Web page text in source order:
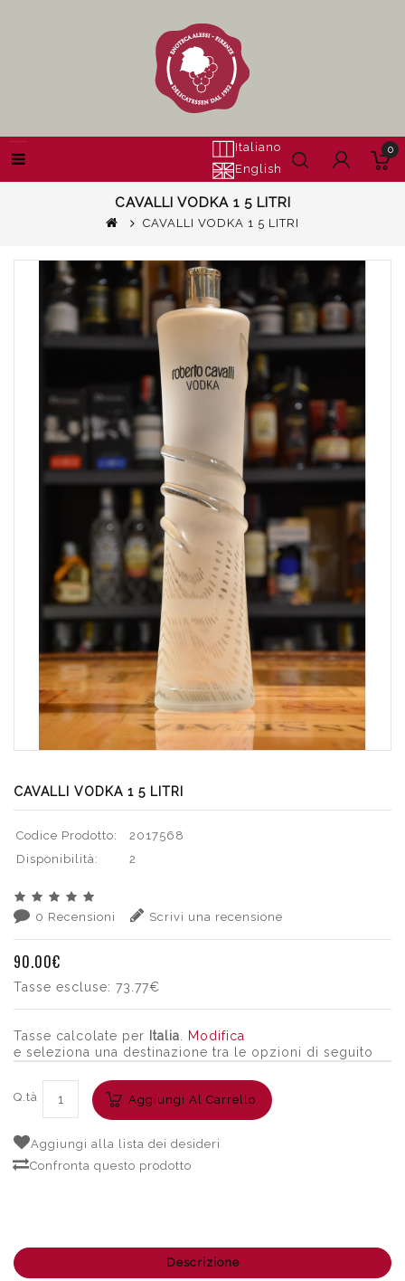
Italiano
English
0
CAVALLI VODKA 1 5 LITRI
CAVALLI VODKA 1 5 LITRI
CAVALLI VODKA 1 5 LITRI
Codice Prodotto:
2017568
Disponibilità:
2
0 Recensioni Scrivi una recensione
90.00€
Tasse escluse: 73.77€
Tasse calcolate per Italia
Modifica
e seleziona una destinazione tra le opzioni di seguito
Q.tà Aggiungi Al Carrello
Aggiungi alla lista dei desideri
Confronta questo prodotto
Descrizione